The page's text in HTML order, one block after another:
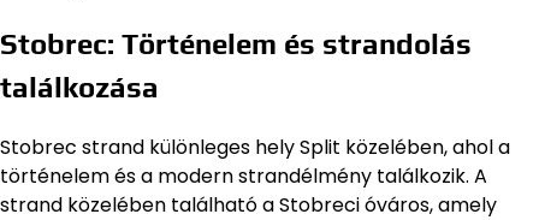
Stobrec: Történelem és strandolás
találkozása
Stobrec strand különleges hely Split közelében, ahol a
történelem és a modern strandélmény találkozik. A
strand közelében található a Stobreci óváros, amely